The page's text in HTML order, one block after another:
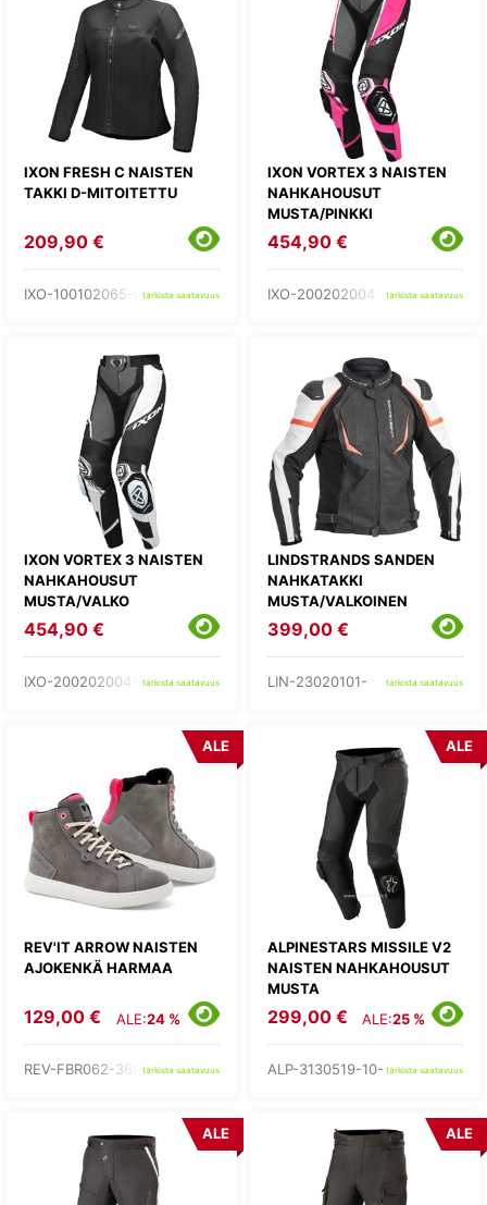
IXON FRESH C NAISTEN
TAKKI D-MITOITETTU
209,90 €
IXO-100102065-01-tarkista saatavuus
IXON VORTEX 3 NAISTEN
NAHKAHOUSUT
MUSTA/PINKKI
454,90 €
IXO-200202004-57-tarkista saatavuus
IXON VORTEX 3 NAISTEN
NAHKAHOUSUT
MUSTA/VALKO
454,90 €
IXO-200202004-24-tarkista saatavuus
LINDSTRANDS SANDEN
NAHKATAKKI
MUSTA/VALKOINEN
399,00 €
LIN-23020101- tarkista saatavuus
REV'IT ARROW NAISTEN
AJOKENKÄ HARMAA
ALE
129,00 € ALE:24 %
REV-FBR062-3690-tarkista saatavuus
ALPINESTARS MISSILE V2
NAISTEN NAHKAHOUSUT
MUSTA
ALE
299,00 € ALE:25 %
ALP-3130519-10- tarkista saatavuus
ALE ALE